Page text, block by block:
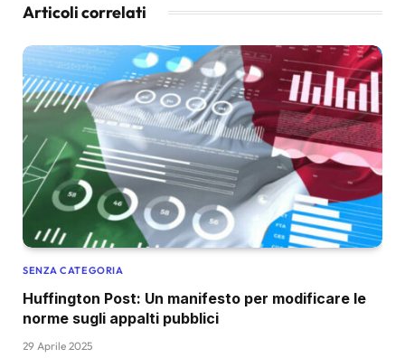
Articoli correlati
SENZA CATEGORIA
Huffington Post: Un manifesto per modificare le
norme sugli appalti pubblici
29 Aprile 2025